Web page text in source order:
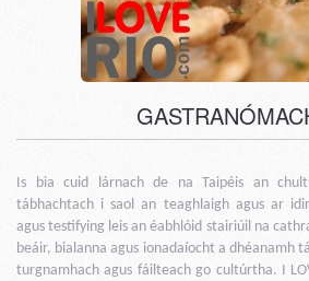
Is bia cuid lárnach de na Taipéis an
tábhachtach i saol an teaghlaigh agus ar
agus testifying leis an éabhlóid stairiúil na
beáir, bialanna agus ionadaíocht a dhéanamh
turgnamhach agus fáilteach go cultúrtha. I